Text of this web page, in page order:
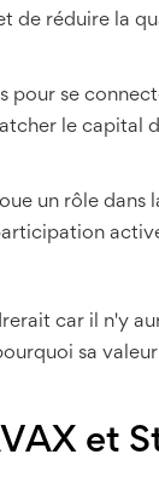
de réduire la
pour se
le capital
un rôle dans
car il n'y
sa
et